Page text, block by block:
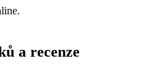
a recenze